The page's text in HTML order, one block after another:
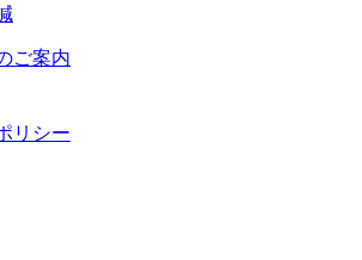
ご案内
リシー